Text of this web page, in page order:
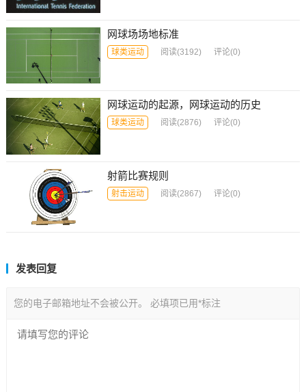
网球场场地标准
球类运动 阅读(3192) 评论(0)
网球运动的起源，网球运动的历史
球类运动 阅读(2876) 评论(0)
射箭比赛规则
射击运动 阅读(2867) 评论(0)
发表回复
您的电子邮箱地址不会被公开。 必填项已用*标注